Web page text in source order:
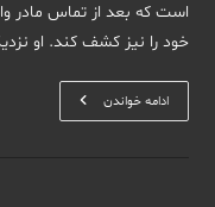
است که بعد از تماس مادر
خود را نیز کشف کند. او نزدیک به
ادامه خواندنمستند
The